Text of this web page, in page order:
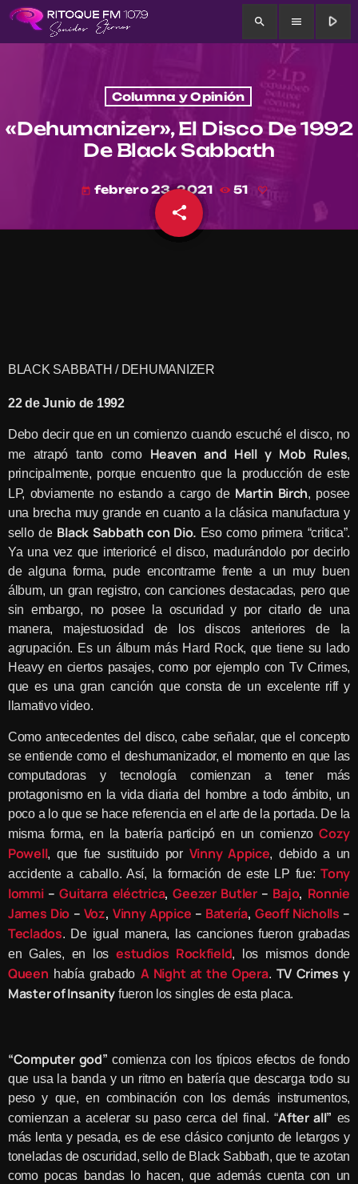
search menu play_arrow
Columna y Opinión
«Dehumanizer», El Disco De 1992
De Black Sabbath
today febrero 23, 2021 51
share
email
BLACK SABBATH / DEHUMANIZER
22 de Junio de 1992
Debo decir que en un comienzo cuando escuché el disco, no
me atrapó tanto como Heaven and Hell y Mob Rules,
principalmente, porque encuentro que la producción de este
LP, obviamente no estando a cargo de Martin Birch, posee
una brecha muy grande en cuanto a la clásica manufactura y
sello de Black Sabbath con Dio. Eso como primera “critica”.
Ya una vez que interioricé el disco, madurándolo por decirlo
de alguna forma, pude encontrarme frente a un muy buen
álbum, un gran registro, con canciones destacadas, pero que
sin embargo, no posee la oscuridad y por citarlo de una
manera, majestuosidad de los discos anteriores de la
agrupación. Es un álbum más Hard Rock, que tiene su lado
Heavy en ciertos pasajes, como por ejemplo con Tv Crimes,
que es una gran canción que consta de un excelente riff y
llamativo video.
Como antecedentes del disco, cabe señalar, que el concepto
se entiende como el deshumanizador, el momento en que las
computadoras y tecnología comienzan a tener más
protagonismo en la vida diaria del hombre a todo ámbito, un
poco a lo que se hace referencia en el arte de la portada. De la
misma forma, en la batería participó en un comienzoCozy
Powell, que fue sustituido por Vinny Appice, debido a un
accidente a caballo. Así, la formación de este LP fue:Tony
Iommi–Guitarra eléctrica,Geezer Butler– Bajo, Ronnie
James Dio – Voz, Vinny Appice – Batería,Geoff Nicholls –
Teclados. De igual manera, las canciones fueron grabadas
en Gales, en losestudios Rockfield, los mismos donde
Queen había grabado A Night at the Opera. TV Crimes y
Master of Insanity fueron los singles de esta placa.
“Computer god” comienza con los típicos efectos de fondo
que usa la banda y un ritmo en batería que descarga todo su
peso y que, en combinación con los demás instrumentos,
comienzan a acelerar su paso cerca del final. “After all” es
más lenta y pesada, es de ese clásico conjunto de letargos y
toneladas de oscuridad, sello de Black Sabbath, que te azotan
como pocas bandas lo hacen, que además cuenta con un